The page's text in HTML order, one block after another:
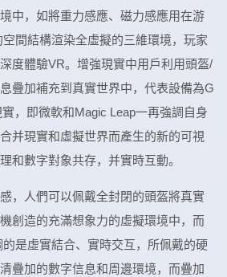
中，如將重力感應、磁力感應用在游
間結構渲染全虛擬的三維環境，玩家
度體驗VR。增強現實中用戶利用頭盔/
疊加補充到真實世界中，代表設備為G
，即微軟和Magic Leap一再強調自身
并現實和虛擬世界而產生的新的可視
和數字對象共存，并實時互動。
，人們可以佩戴全封閉的頭盔將真實
創造的充滿想象力的虛擬環境中，而
是虛實結合、實時交互，所佩戴的硬
疊加的數字信息和周邊環境，而疊加